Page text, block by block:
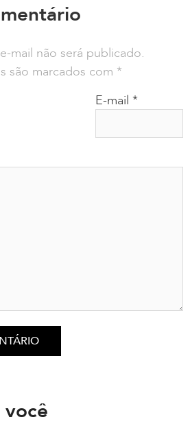
mail não será publicado.
são marcados com *
E-mail *
você